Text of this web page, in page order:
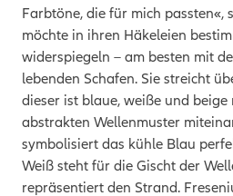
Farbtöne, die für mich passten«,
möchte in ihren Häkeleien
widerspiegeln – am besten mit
lebenden Schafen. Sie streicht
dieser ist blaue, weiße und
abstrakten Wellenmuster
symbolisiert das kühle Blau
Weiß steht für die Gischt der
repräsentiert den Strand.